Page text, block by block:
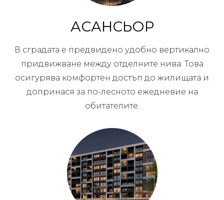
АСАНСЬОР
В сградата е предвидено удобно вертикално
придвижване между отделните нива. Това
осигурява комфортен достъп до жилищата и
допринася за по-лесното ежедневие на
обитателите.